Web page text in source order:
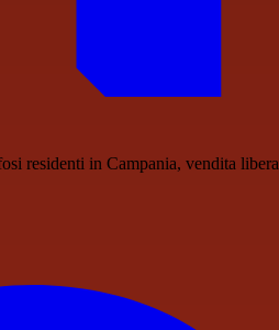
residenti in Campania, vendita libera